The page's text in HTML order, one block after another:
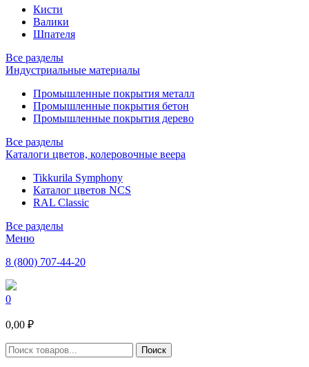
Кисти
Валики
Шпателя
Все разделы
Индустриальные материалы
Промышленные покрытия металл
Промышленные покрытия бетон
Промышленные покрытия дерево
Все разделы
Каталоги цветов, колеровочные веера
Tikkurila Symphony
Каталог цветов NCS
RAL Classic
Все разделы
Меню
8 (800) 707-44-20
0
0,00 ₽